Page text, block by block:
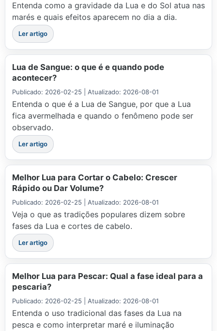
Entenda como a gravidade da Lua e do Sol atua nas
marés e quais efeitos aparecem no dia a dia.
Ler artigo
Lua de Sangue: o que é e quando pode
acontecer?
Publicado: 2026-02-25 | Atualizado: 2026-08-01
Entenda o que é a Lua de Sangue, por que a Lua
fica avermelhada e quando o fenômeno pode ser
observado.
Ler artigo
Melhor Lua para Cortar o Cabelo: Crescer
Rápido ou Dar Volume?
Publicado: 2026-02-25 | Atualizado: 2026-08-01
Veja o que as tradições populares dizem sobre
fases da Lua e cortes de cabelo.
Ler artigo
Melhor Lua para Pescar: Qual a fase ideal para a
pescaria?
Publicado: 2026-02-25 | Atualizado: 2026-08-01
Entenda o uso tradicional das fases da Lua na
pesca e como interpretar maré e iluminação